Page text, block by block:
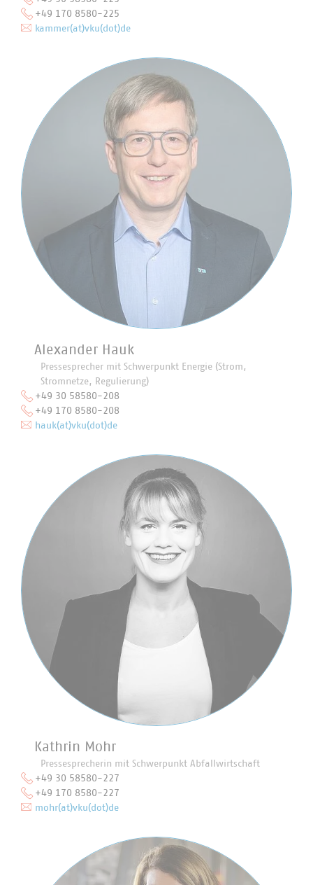
+49 170 8580-225
kammer(at)vku(dot)de
Alexander Hauk
Pressesprecher mit Schwerpunkt Energie (Strom,
Stromnetze, Regulierung)
+49 30 58580-208
+49 170 8580-208
hauk(at)vku(dot)de
Kathrin Mohr
Pressesprecherin mit Schwerpunkt Abfallwirtschaft
+49 30 58580-227
+49 170 8580-227
mohr(at)vku(dot)de